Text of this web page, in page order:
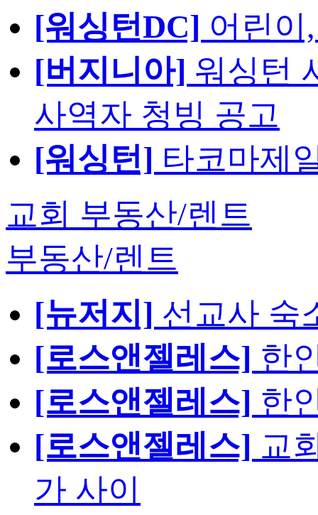
[워싱턴DC] 어린이
[버지니아] 워싱턴
사역자 청빙 공고
[워싱턴] 타코마제
교회 부동산/렌트
부동산/렌트
[뉴저지] 선교사 숙
[로스앤젤레스] 한
[로스앤젤레스] 한
[로스앤젤레스] 교
가 사이